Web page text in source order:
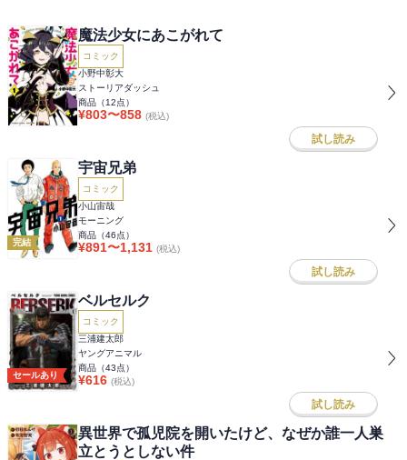
魔法少女にあこがれて
コミック
小野中彰大
ストーリアダッシュ
商品（12点）
¥803〜858 (税込)
試し読み
完結
宇宙兄弟
コミック
小山宙哉
モーニング
商品（46点）
¥891〜1,131 (税込)
試し読み
セールあり
ベルセルク
コミック
三浦建太郎
ヤングアニマル
商品（43点）
¥616 (税込)
試し読み
異世界で孤児院を開いたけど、なぜか誰一人巣
立とうとしない件